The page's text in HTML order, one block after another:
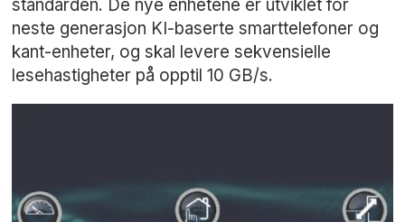
standarden. De nye enhetene er utviklet for
neste generasjon KI-baserte smarttelefoner og
kant-enheter, og skal levere sekvensielle
lesehastigheter på opptil 10 GB/s.